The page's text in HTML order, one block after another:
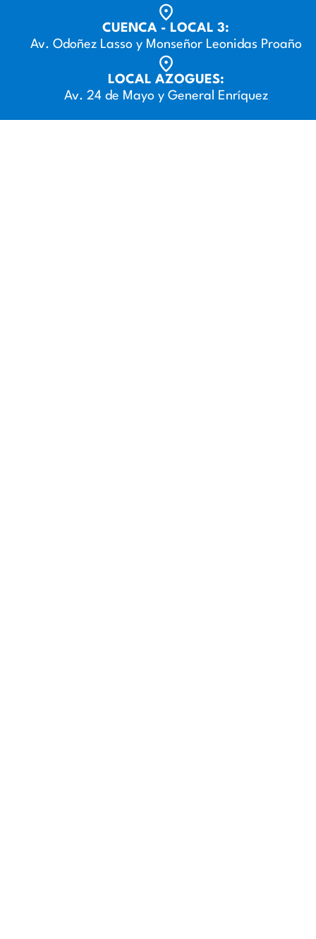
CUENCA - LOCAL 3:
Av. Odoñez Lasso y Monseñor Leonidas Proaño
LOCAL AZOGUES:
Av. 24 de Mayo y General Enríquez